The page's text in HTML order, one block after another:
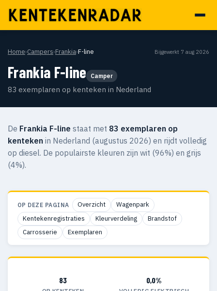
Home›Campers›Frankia›F-line Bijgewerkt 7 aug 2026
Frankia F-line Camper
83 exemplaren op kenteken in Nederland
De Frankia F-line staat met 83 exemplaren op
kenteken in Nederland (augustus 2026) en rijdt volledig
op diesel. De populairste kleuren zijn wit (96%) en grijs
(4%).
OP DEZE PAGINA Overzicht
Wagenpark
Kentekenregistraties
Kleurverdeling
Brandstof
Carrosserie
Exemplaren
83 0,0%